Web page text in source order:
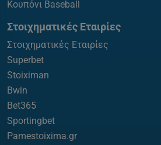
Κουπόνι Baseball
Στοιχηματικές Εταιρίες
Στοιχηματικές Εταιρίες
Superbet
Stoiximan
Bwin
Bet365
Sportingbet
Pamestoixima.gr